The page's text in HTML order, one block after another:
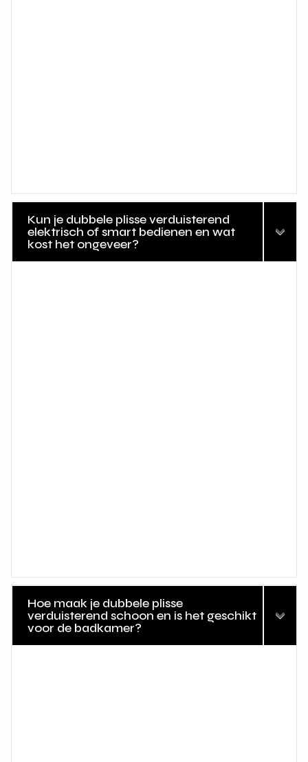
Kun je dubbele plisse verduisterend
elektrisch of smart bedienen en wat
kost het ongeveer?
Hoe maak je dubbele plisse
verduisterend schoon en is het geschikt
voor de badkamer?